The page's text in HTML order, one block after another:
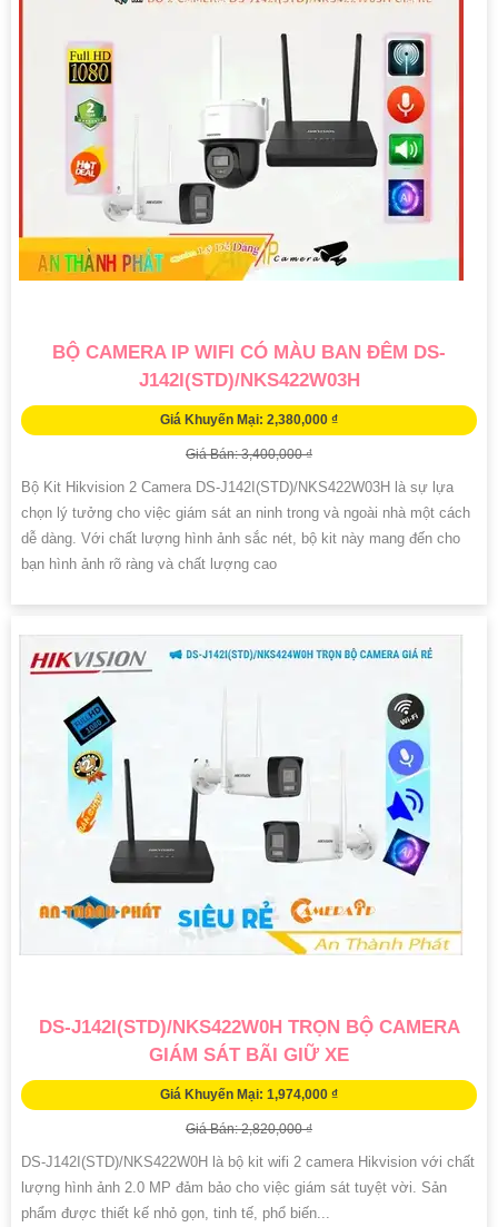
BỘ CAMERA IP WIFI CÓ MÀU BAN ĐÊM DS-
J142I(STD)/NKS422W03H
Giá Khuyến Mại: 2,380,000 ₫
Giá Bán: 3,400,000 ₫
Bộ Kit Hikvision 2 Camera DS-J142I(STD)/NKS422W03H là sự lựa
chọn lý tưởng cho việc giám sát an ninh trong và ngoài nhà một cách
dễ dàng. Với chất lượng hình ảnh sắc nét, bộ kit này mang đến cho
bạn hình ảnh rõ ràng và chất lượng cao
DS-J142I(STD)/NKS422W0H TRỌN BỘ CAMERA
GIÁM SÁT BÃI GIỮ XE
Giá Khuyến Mại: 1,974,000 ₫
Giá Bán: 2,820,000 ₫
DS-J142I(STD)/NKS422W0H là bộ kit wifi 2 camera Hikvision với chất
lượng hình ảnh 2.0 MP đảm bảo cho việc giám sát tuyệt vời. Sản
phẩm được thiết kế nhỏ gọn, tinh tế, phổ biến...